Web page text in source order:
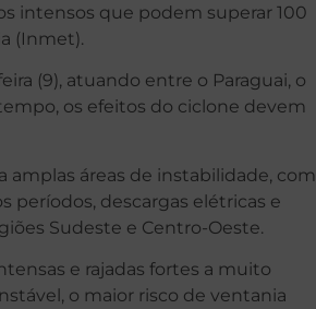
intensos que podem superar 100
(Inmet).
(9), atuando entre o Paraguai, o
os efeitos do ciclone devem
amplas áreas de instabilidade, com
períodos, descargas elétricas e
Sudeste e Centro-Oeste.
e rajadas fortes a muito
o maior risco de ventania